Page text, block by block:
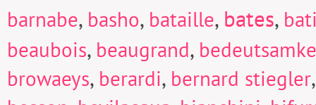
barnabe, basho, bataille, bates,
beaubois, beaugrand,
browaeys, berardi, bernard stiegler